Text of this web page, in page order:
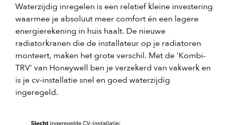
Waterzijdig inregelen is een relatief kleine investering
waarmee je absoluut meer comfort én een lagere
energierekening in huis haalt. De nieuwe
radiatorkranen die de installateur op je radiatoren
monteert, maken het grote verschil. Met de ‘Kombi-
TRV’ van Honeywell ben je verzekerd van vakwerk en
is je cv-installatie snel en goed waterzijdig
ingeregeld.